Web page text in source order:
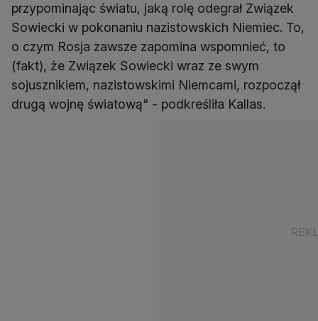
przypominając światu, jaką rolę odegrał Związek
Sowiecki w pokonaniu nazistowskich Niemiec. To,
o czym Rosja zawsze zapomina wspomnieć, to
(fakt), że Związek Sowiecki wraz ze swym
sojusznikiem, nazistowskimi Niemcami, rozpoczął
drugą wojnę światową" - podkreśliła Kallas.